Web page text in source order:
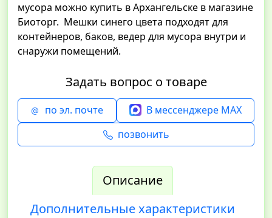
мусора можно купить в Архангельске в магазине
Биоторг. Мешки синего цвета подходят для
контейнеров, баков, ведер для мусора внутри и
снаружи помещений.
Задать вопрос о товаре
по эл. почте
В мессенджере MAX
позвонить
Описание
Дополнительные характеристики